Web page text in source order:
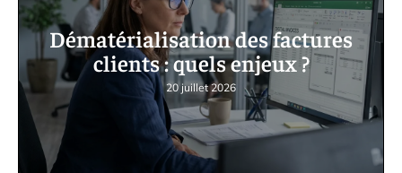
Dématérialisation des factures
clients : quels enjeux ?
20 juillet 2026